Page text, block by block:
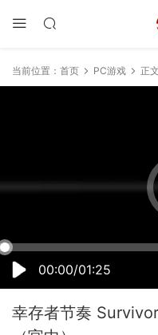
当前位置： 首页 PC游戏 正文
00:00/01:25
50% 75% 100%
幸存者节奏